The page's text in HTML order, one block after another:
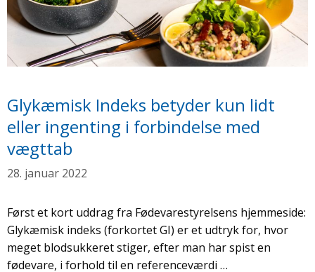
Glykæmisk Indeks betyder kun lidt
eller ingenting i forbindelse med
vægttab
28. januar 2022
Først et kort uddrag fra Fødevarestyrelsens hjemmeside:
Glykæmisk indeks (forkortet GI) er et udtryk for, hvor
meget blodsukkeret stiger, efter man har spist en
fødevare, i forhold til en referenceværdi …